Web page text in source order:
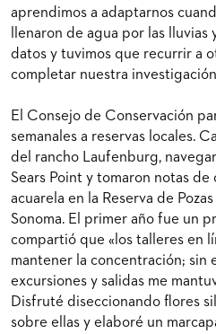
aprendimos a adaptarnos
llenaron de agua por las
datos y tuvimos que recurrir a
completar nuestra
El Consejo de Conservación
semanales a reservas locales.
del rancho Laufenburg,
Sears Point y tomaron notas
acuarela en la Reserva de
Sonoma. El primer año fue un
compartió que «los talleres en
mantener la concentración; sin
excursiones y salidas me
Disfruté diseccionando flores
sobre ellas y elaboré un